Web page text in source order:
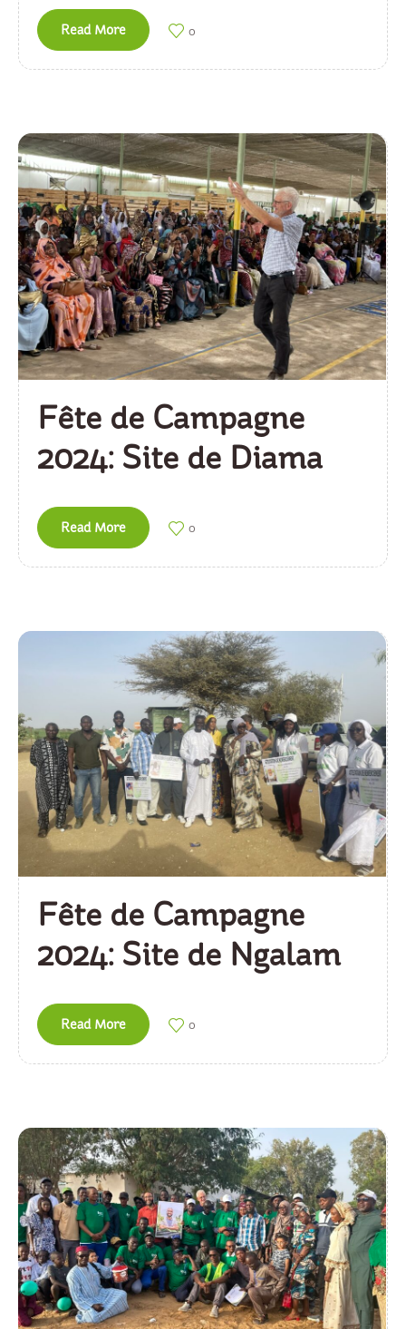
Read More 0
Fête de Campagne
2024: Site de Diama
Read More 0
Fête de Campagne
2024: Site de Ngalam
Read More 0